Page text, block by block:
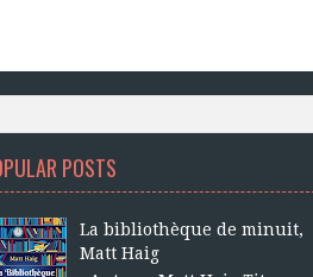
POSTS
La bibliothèque de minuit,
Matt Haig